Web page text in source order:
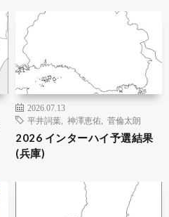
2026.07.13
平井詞葉
神澤恵佑 菅倫太朗
2026 インターハイ予選結果
(兵庫)